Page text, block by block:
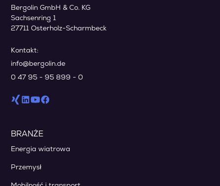
Bergolin GmbH & Co. KG
Sachsenring 1
27711 Osterholz-Scharmbeck
Kontakt:
info@bergolin.de
0 47 95 - 95 899 - 0
BRANŻE
Energia wiatrowa
Przemysł